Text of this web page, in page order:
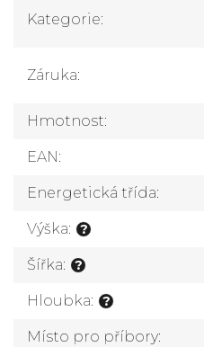
Kategorie:
Záruka:
Hmotnost:
EAN:
Energetická třída:
?
Výška:
?
Šířka:
?
Hloubka:
Místo pro příbory: